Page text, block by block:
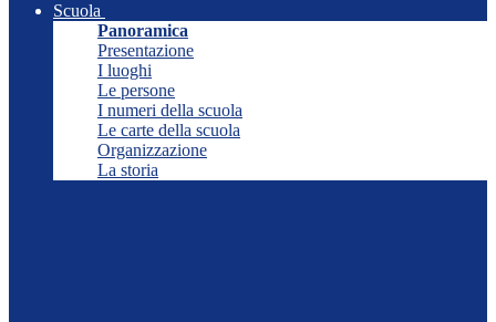
Scuola
Panoramica
Presentazione
I luoghi
Le persone
I numeri della scuola
Le carte della scuola
Organizzazione
La storia